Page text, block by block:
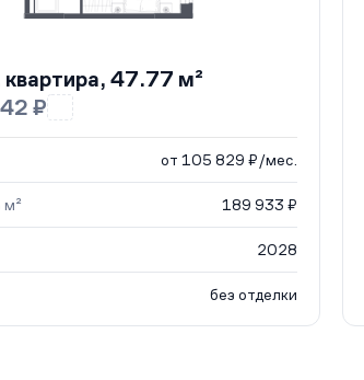
47.77 м²
₽
от 105 829 ₽/мес.
м² 189 933 ₽
2028
без отделки